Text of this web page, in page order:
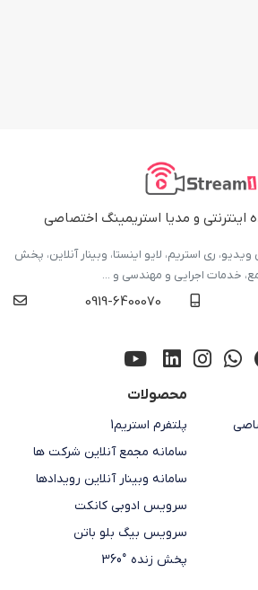
و مدیا استریمینگ اختصاصی
ری استریم، لایو اینستا، وبینار آنلاین، پخش
خدمات اجرایی و مهندسی و ...
0919-6400070
محصولات
پلتفرم استریم1
سامانه مجمع آنلاین شرکت ها
سامانه وبینار آنلاین رویدادها
سرویس ادوبی کانکت
سرویس بیگ بلو باتن
پخش زنده °360